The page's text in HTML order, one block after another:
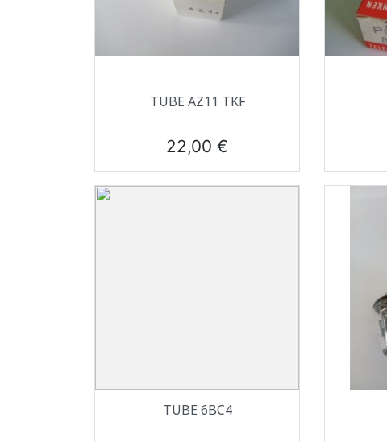
 Aperçu rapide
TUBE AZ11 TKF
Prix
22,00 €
Aperçu rapide
TUBE 6BC4